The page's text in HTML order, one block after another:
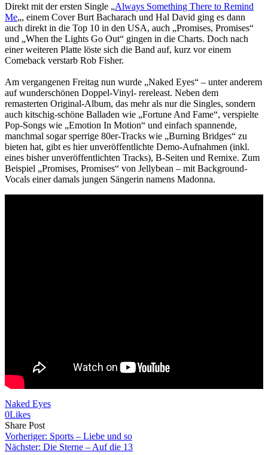
Direkt mit der ersten Single „Always Something There to Remind
Me„, einem Cover Burt Bacharach und Hal David ging es dann
auch direkt in die Top 10 in den USA, auch „Promises, Promises“
und „When the Lights Go Out“ gingen in die Charts. Doch nach
einer weiteren Platte löste sich die Band auf, kurz vor einem
Comeback verstarb Rob Fisher.
Am vergangenen Freitag nun wurde „Naked Eyes“ – unter anderem
auf wunderschönen Doppel-Vinyl- rereleast. Neben dem
remasterten Original-Album, das mehr als nur die Singles, sondern
auch kitschig-schöne Balladen wie „Fortune And Fame“, verspielte
Pop-Songs wie „Emotion In Motion“ und einfach spannende,
manchmal sogar sperrige 80er-Tracks wie „Burning Bridges“ zu
bieten hat, gibt es hier unveröffentlichte Demo-Aufnahmen (inkl.
eines bisher unveröffentlichten Tracks), B-Seiten und Remixe. Zum
Beispiel „Promises, Promises“ von Jellybean – mit Background-
Vocals einer damals jungen Sängerin namens Madonna.
Naked Eyes
0Likes
Share PostShare
on
Facebook
Copy
URL
to
Send
Link
via
Vorheriger: Sports – Liebe und so
Nächster: Die Sterne – Auf die 13